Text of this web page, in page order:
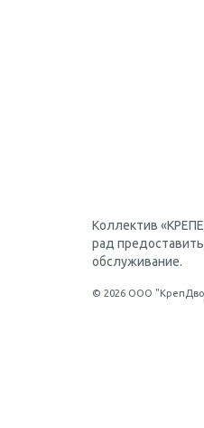
Коллектив
рад
обслуживание.
© 2026 ООО